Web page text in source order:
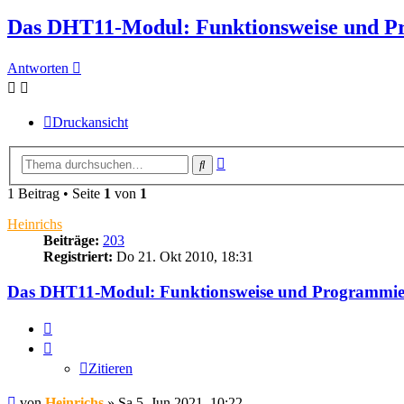
Das DHT11-Modul: Funktionsweise und
Antworten
Druckansicht
Suche
1 Beitrag • Seite 1 von 1
Heinrichs
Beiträge: 203
Registriert: Do 21. Okt 2010, 18:31
Das DHT11-Modul: Funktionsweise und
Zitieren
Beitrag